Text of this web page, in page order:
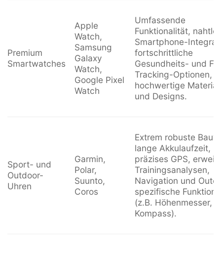
Premium
Smartwatches
Apple
Watch,
Samsung
Galaxy
Watch,
Google Pixel
Watch
Umfassende
Funktionalität,
Smartphone-
fortschrittliche
Gesundheits- und
Tracking-Optionen,
hochwertige
und Designs.
Sport- und
Outdoor-
Uhren
Garmin,
Polar,
Suunto,
Coros
Extrem robuste
lange Akkulaufzeit,
präzises GPS,
Trainingsanalysen,
Navigation und
spezifische
(z.B. Höhenmesser,
Kompass).